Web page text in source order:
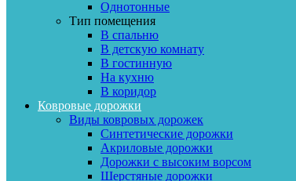
Однотонные
Тип помещения
В спальню
В детскую комнату
В гостинную
На кухню
В коридор
Ковровые дорожки
Виды ковровых дорожек
Синтетические дорожки
Акриловые дорожки
Дорожки с высоким ворсом
Шерстяные дорожки